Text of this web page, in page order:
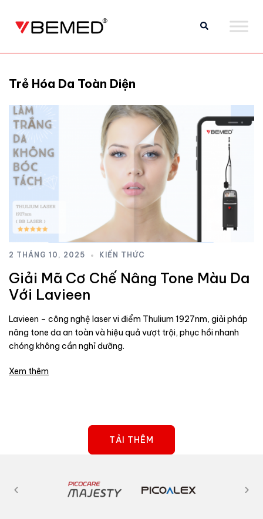
Trẻ Hóa Da Toàn Diện
2 THÁNG 10, 2025 KIẾN THỨC
Giải Mã Cơ Chế Nâng Tone Màu Da
Với Lavieen
Lavieen – công nghệ laser vi điểm Thulium 1927nm, giải pháp
nâng tone da an toàn và hiệu quả vượt trội, phục hồi nhanh
chóng không cần nghỉ dưỡng.
Xem thêm
TẢI THÊM